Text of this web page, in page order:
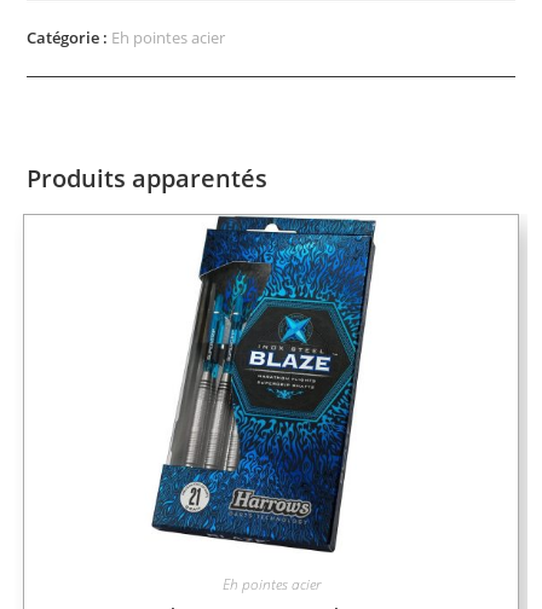
Catégorie : Eh pointes acier
Produits apparentés
Eh pointes acier